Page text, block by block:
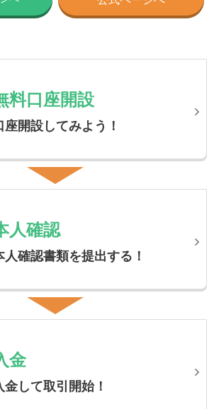
料口座開設
座開設してみよう！
人確認
人確認書類を提出する！
金
金して取引開始！